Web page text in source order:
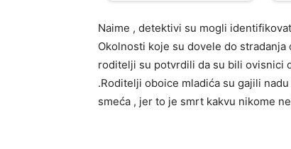
Naime , detektivi su mogli
Okolnosti koje su dovele do
roditelji su potvrdili da su bili ovisnici
.Roditelji oboice mladića su gajili
smeća , jer to je smrt kakvu nikome